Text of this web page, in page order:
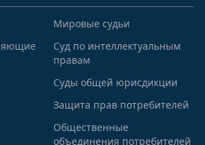
Мировые судьи
Суд по интеллектуальным
правам
Суды общей юрисдикции
Защита прав потребителей
Общественные
объединения потребителей